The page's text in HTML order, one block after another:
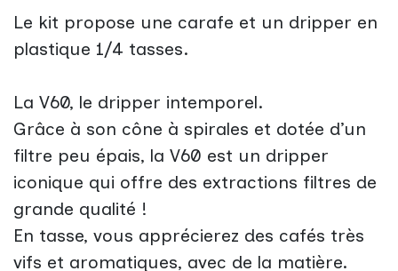
Le kit propose une carafe et un dripper en
plastique 1/4 tasses.
La V60, le dripper intemporel.
Grâce à son cône à spirales et dotée d’un
filtre peu épais, la V60 est un dripper
iconique qui offre des extractions filtres de
grande qualité !
En tasse, vous apprécierez des cafés très
vifs et aromatiques, avec de la matière.